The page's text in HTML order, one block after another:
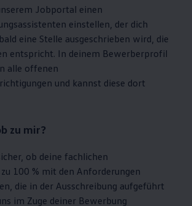
Jobportal einen
einstellen, der dich
eine Stelle ausgeschrieben wird, die
entspricht. In deinem Bewerberprofil
alle offenen
und kannst diese dort
zu mir?
ob deine fachlichen
100 % mit den Anforderungen
die in der Ausschreibung aufgeführt
im Zuge deiner Bewerbung